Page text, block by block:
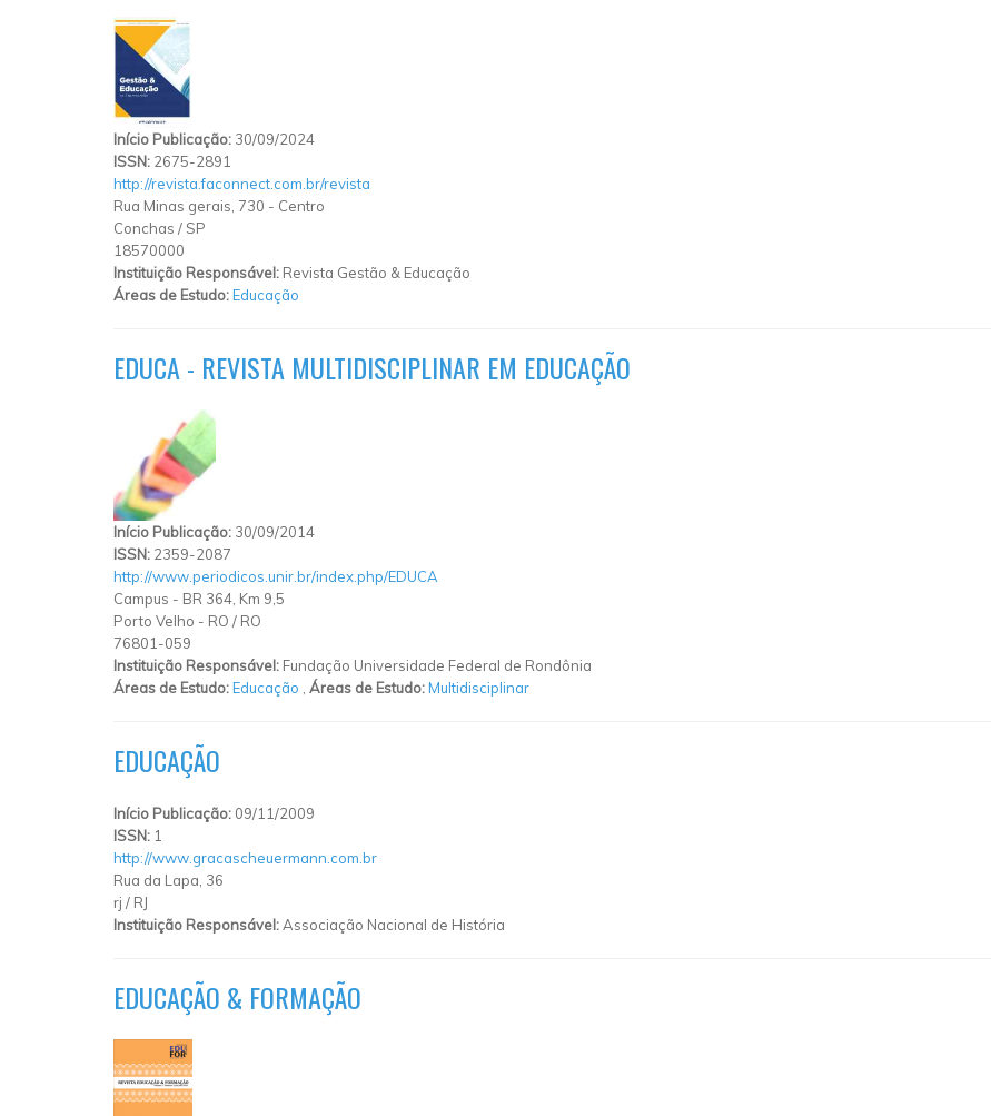
Início Publicação: 30/09/2024
ISSN: 2675-2891
http://revista.faconnect.com.br/revista
Rua Minas gerais, 730 - Centro
Conchas / SP
18570000
Instituição Responsável: Revista Gestão & Educação
Áreas de Estudo:Educação
EDUCA - REVISTA MULTIDISCIPLINAR EM EDUCAÇÃO
Início Publicação: 30/09/2014
ISSN: 2359-2087
http://www.periodicos.unir.br/index.php/EDUCA
Campus - BR 364, Km 9,5
Porto Velho - RO / RO
76801-059
Instituição Responsável: Fundação Universidade Federal de Rondônia
Áreas de Estudo:Educação Áreas de Estudo:Multidisciplinar
EDUCAÇÃO
Início Publicação: 09/11/2009
ISSN: 1
http://www.gracascheuermann.com.br
Rua da Lapa, 36
rj / RJ
Instituição Responsável:Associação Nacional de História
EDUCAÇÃO & FORMAÇÃO